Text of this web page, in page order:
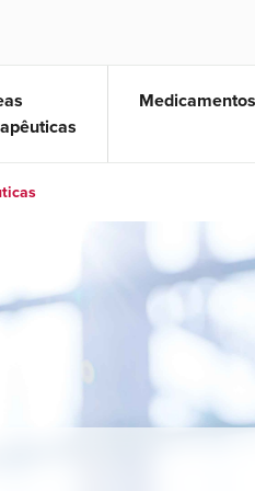
Medicamentos